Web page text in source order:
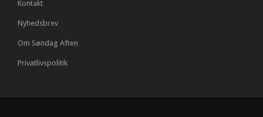
Kontakt
Nyhedsbrev
Om Søndag Aften
Privatlivspolitik